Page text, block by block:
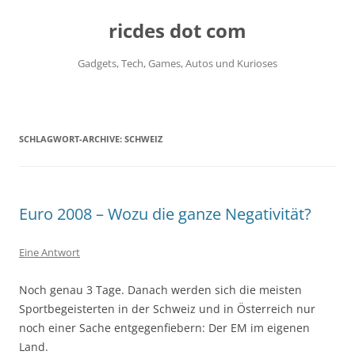
ricdes dot com
Gadgets, Tech, Games, Autos und Kurioses
SCHLAGWORT-ARCHIVE: SCHWEIZ
Euro 2008 – Wozu die ganze Negativität?
Eine Antwort
Noch genau 3 Tage. Danach werden sich die meisten
Sportbegeisterten in der Schweiz und in Österreich nur
noch einer Sache entgegenfiebern: Der EM im eigenen
Land.